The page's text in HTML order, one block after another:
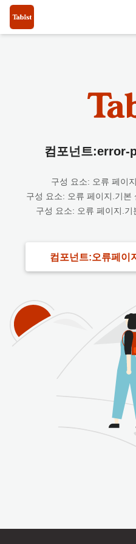
컴포넌트
구성 요소: 오류 페이
구성 요소: 오류 페이지.기본
구성 요소: 오류 페이지.
컴포넌트:오류페이